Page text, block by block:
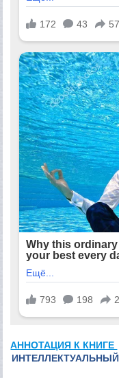
АННОТАЦИЯ К КНИГЕ